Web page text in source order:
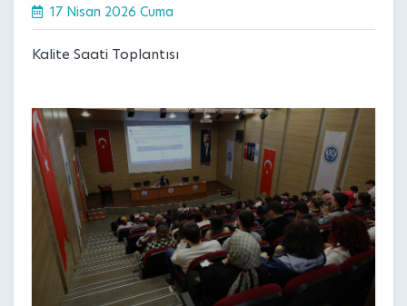
17 Nisan 2026 Cuma
Kalite Saati Toplantısı